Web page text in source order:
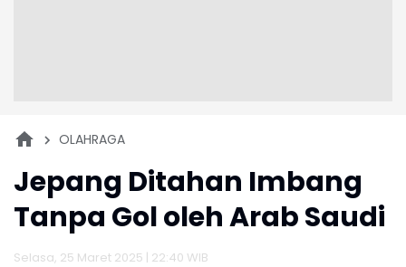
OLAHRAGA
Jepang Ditahan Imbang
Tanpa Gol oleh Arab Saudi
Selasa, 25 Maret 2025 | 22:40 WIB